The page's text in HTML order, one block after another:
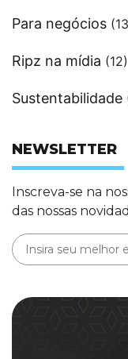
Para negócios
Ripz na mídia (12)
Sustentabilidade
NEWSLETTER
Inscreva-se na
das nossas